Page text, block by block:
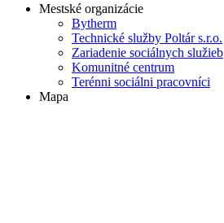
Mestské organizácie
Bytherm
Technické služby Poltár s.r.o.
Zariadenie sociálnych služieb
Komunitné centrum
Terénni sociálni pracovníci
Mapa